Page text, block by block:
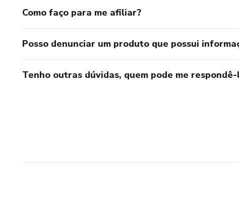
Como faço para me afiliar?
Posso denunciar um produto que possui
Tenho outras dúvidas, quem pode me respondê-